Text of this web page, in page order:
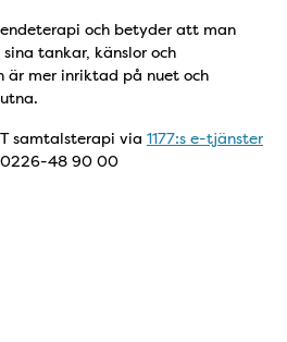
och betyder att man
tankar, känslor och
är mer inriktad på nuet och
samtalsterapi via 1177:s e-tjänster
48 90 00